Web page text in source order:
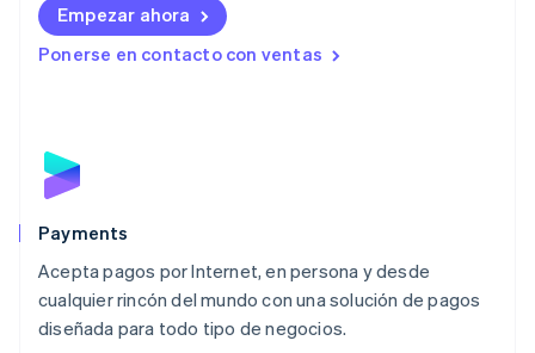
Empezar ahora
Ponerse en contacto con ventas
Payments
Acepta pagos por Internet, en persona y desde
cualquier rincón del mundo con una solución de pagos
diseñada para todo tipo de negocios.
Lituania
English
Luxemburgo
Malta
English
EspañolEnglish
English
Nueva Zelanda
English